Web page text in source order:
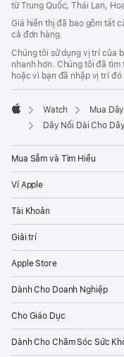
Trang
từ Trung Quốc, Thái Lan,
Giá hiển thị đã bao gồm tất
cả đơn hàng.
Chúng tôi sử dụng vị trí của
nhanh hơn. Chúng tôi đã
hoặc vì bạn đã nhập vị trí
Apple
Watch
Mua
Dây Nối Dài Cho
Mua Sắm và Tìm Hiểu
Ví Apple
Tài Khoản
Giải trí
Apple Store
Dành Cho Doanh Nghiệp
Cho Giáo Dục
Dành Cho Chăm Sóc Sức